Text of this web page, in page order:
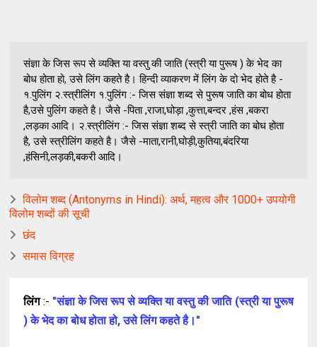
संज्ञा के जिस रूप से व्यक्ति या वस्तु की जाति (स्त्री या पुरूष ) के भेद का
बोध होता हो, उसे लिंग कहते है। हिन्दी व्याकरण में लिंग के दो भेद होते है -
१.पुलिंग २.स्त्रीलिंग १.पुलिंग :- जिस संज्ञा शब्द से पुरूष जाति का बोध होता
है,उसे पुलिंग कहते है। जैसे -पिता ,राजा,घोड़ा ,कुत्ता,बन्दर ,हंस ,बकरा
,लड़का आदि। २.स्त्रीलिंग :- जिस संज्ञा शब्द से स्त्री जाति का बोध होता
है, उसे स्त्रीलिंग कहते है। जैसे -माता,रानी,घोड़ी,कुतिया,बंदरिया
,हंसिनी,लड़की,बकरी आदि।
विलोम शब्द (Antonyms in Hindi): अर्थ, महत्व और 1000+ उपयोगी
विलोम शब्दों की सूची
छंद
समास विग्रह
लिंग:- "संज्ञा के जिस रूप से व्यक्ति या वस्तु की जाति(स्त्री या पुरूष
)के भेद का बोध होता हो,उसे लिंग कहते है।"